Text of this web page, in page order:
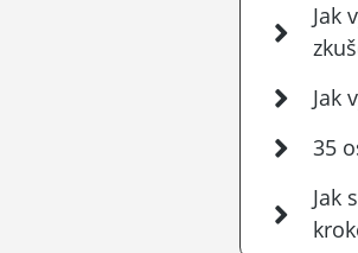
Jak
Jak
35
Jak